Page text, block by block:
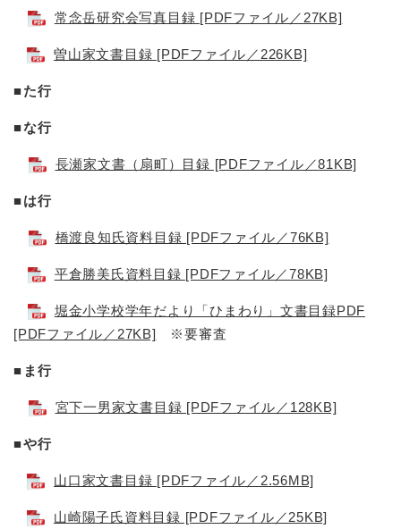
常念岳研究会写真目録 [PDFファイル／27KB]
曽山家文書目録 [PDFファイル／226KB]
■た行
■な行
長瀬家文書（扇町）目録 [PDFファイル／81KB]
■は行
橋渡良知氏資料目録 [PDFファイル／76KB]
平倉勝美氏資料目録 [PDFファイル／78KB]
堀金小学校学年だより「ひまわり」文書目録PDF
[PDFファイル／27KB] ※要審査
■ま行
宮下一男家文書目録 [PDFファイル／128KB]
■や行
山口家文書目録 [PDFファイル／2.56MB]
山崎陽子氏資料目録 [PDFファイル／25KB]